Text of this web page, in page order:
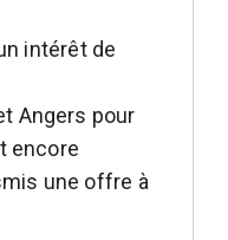
intérêt de
Angers pour
encore
une offre à